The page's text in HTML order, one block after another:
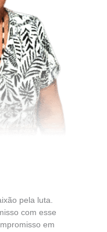
pela luta.
com esse
em